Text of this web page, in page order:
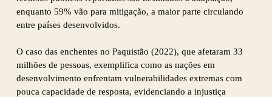
enquanto 59% vão para mitigação, a maior parte circulando
entre países desenvolvidos.
O caso das enchentes no Paquistão (2022), que afetaram 33
milhões de pessoas, exemplifica como as nações em
desenvolvimento enfrentam vulnerabilidades extremas com
pouca capacidade de resposta, evidenciando a injustiça